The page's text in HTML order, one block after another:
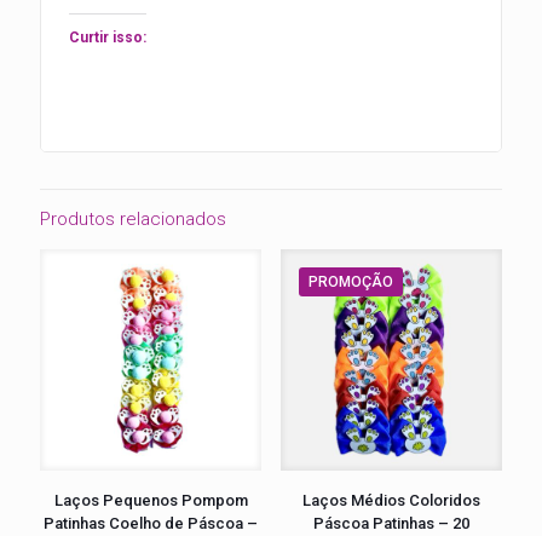
Curtir isso:
Produtos relacionados
Laços Pequenos Pompom
Patinhas Coelho de Páscoa –
PROMOÇÃO
Laços Médios Coloridos
Páscoa Patinhas – 20